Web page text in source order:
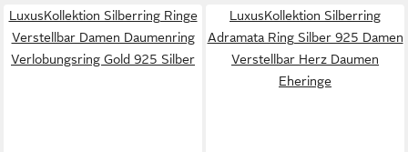
LuxusKollektion Silberring Ringe
Verstellbar Damen Daumenring
Verlobungsring Gold 925 Silber
LuxusKollektion Silberring
Adramata Ring Silber 925 Damen
Verstellbar Herz Daumen
Eheringe